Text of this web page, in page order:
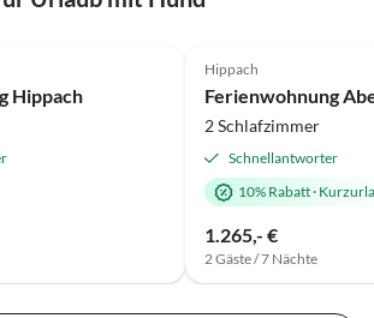
Hippach
Hippach
Ferienwohnung
2 Schlafzimmer
Schnellantworter
10% Rabatt·
1.265,- €
2 Gäste / 7 Nächte